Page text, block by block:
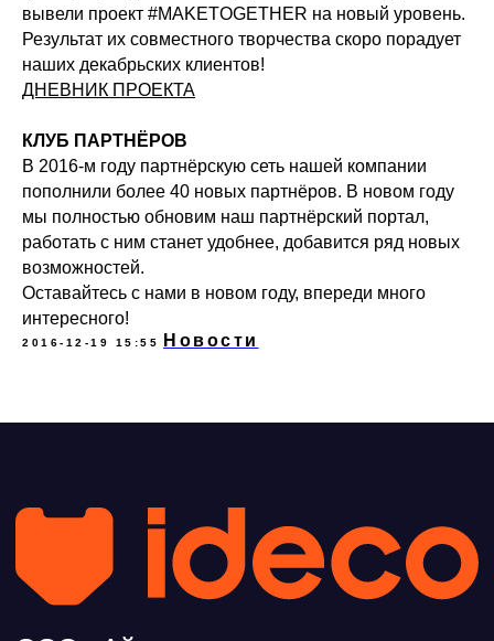
вывели проект #MAKETOGETHER на новый уровень.
Результат их совместного творчества скоро порадует
наших декабрьских клиентов!
ДНЕВНИК ПРОЕКТА
КЛУБ ПАРТНЁРОВ
В 2016-м году партнёрскую сеть нашей компании
пополнили более 40 новых партнёров. В новом году
мы полностью обновим наш партнёрский портал,
работать с ним станет удобнее, добавится ряд новых
возможностей.
Оставайтесь с нами в новом году, впереди много
интересного!
2016-12-19 15:55 Новости
© ideco 2005-2026 · Все права защищены
Политика обработки персональных данных
Обучение в вузах
ВКонтакте
Rutube
MAX
Ideco NGFW